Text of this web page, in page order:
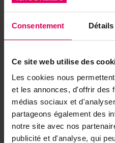
Consentement Détails
Ce site web utilise des
Les cookies nous
et les annonces, d'offrir des
médias sociaux et
partageons également des
notre site avec nos
publicité et d'analyse, qui
· Accès à des articles
Accès à toutes nos
· Accès à nos hors-
· Accès à des
abonnés
Déjà abonné·e ? →